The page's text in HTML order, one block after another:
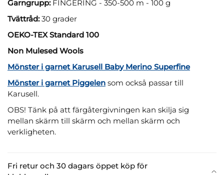
Fri retur och 30 dagars öppet köp för
Garngrupp: FINGERING - 350-500 m - 100 g
Tvättråd:30 grader
OEKO-TEX Standard 100
Non Mulesed Wools
Mönster i garnet Karusell Baby Merino Superfine
Mönster i garnet Piggelen som också passar till
Karusell.
OBS! Tänk på att färgåtergivningen kan skilja sig
mellan skärm till skärm och mellan skärm och
verkligheten.